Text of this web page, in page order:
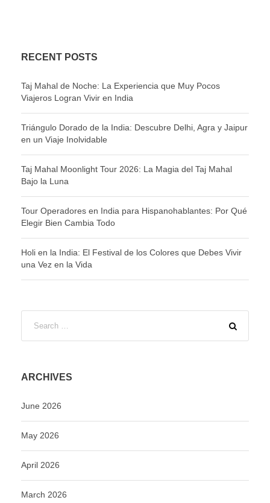
RECENT POSTS
Taj Mahal de Noche: La Experiencia que Muy Pocos
Viajeros Logran Vivir en India
Triángulo Dorado de la India: Descubre Delhi, Agra y Jaipur
en un Viaje Inolvidable
Taj Mahal Moonlight Tour 2026: La Magia del Taj Mahal
Bajo la Luna
Tour Operadores en India para Hispanohablantes: Por Qué
Elegir Bien Cambia Todo
Holi en la India: El Festival de los Colores que Debes Vivir
una Vez en la Vida
ARCHIVES
June 2026
May 2026
April 2026
March 2026